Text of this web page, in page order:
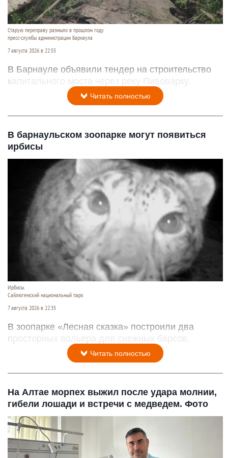
Старую переправу размыло в прошлом году
пресс-службы администрации Барнаула
7 августа 2026 в 22:55
В Барнауле объявили тендер на строительство
капитального моста через реку Пивоварку.
Читать полностью
В барнаульском зоопарке могут появиться
ирбисы
Ирбисы.
Сайлюгемский национальный парк
7 августа 2026 в 22:35
В зоопарке «Лесная сказка» построили два
просторных вольера для снежных барсов.
Читать полностью
На Алтае морпех выжил после удара молнии,
гибели лошади и встречи с медведем. Фото